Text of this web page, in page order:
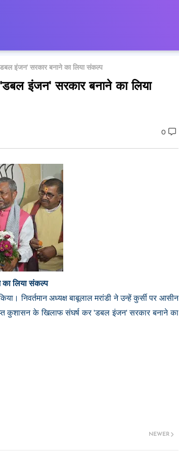
इंजन' सरकार बनाने का लिया संकल्प
इंजन' सरकार बनाने का लिया
0
लिया संकल्प
निवर्तमान अध्यक्ष बाबूलाल मरांडी ने उन्हें कुर्सी पर आसीन
कुशासन के खिलाफ संघर्ष कर 'डबल इंजन' सरकार बनाने का
NEWER